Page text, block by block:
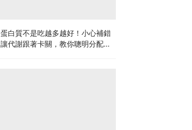
蛋白質不是吃越多越好！小心補錯
讓代謝跟著卡關，教你聰明分配三